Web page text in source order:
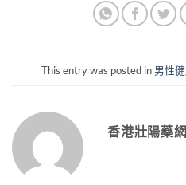
This entry was posted in 男性
香港壯陽藥